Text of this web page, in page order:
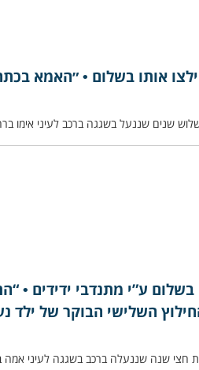
אותו בשלום • ״האמא
ע”י מתנדבי ידידים •
השלישי הבוקר של ילד